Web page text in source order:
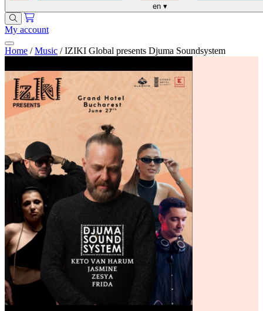
en ▾
My account
Home / Music / IZIKI Global presents Djuma Soundsystem